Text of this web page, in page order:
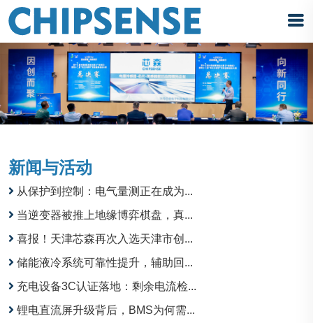
新闻与活动
从保护到控制：电气量测正在成为...
当逆变器被推上地缘博弈棋盘，真...
喜报！天津芯森再次入选天津市创...
储能液冷系统可靠性提升，辅助回...
充电设备3C认证落地：剩余电流检...
锂电直流屏升级背后，BMS为何需...